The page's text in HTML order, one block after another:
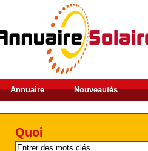
Annuaire Nouveautés
Quoi